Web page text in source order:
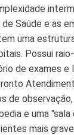
Saúde e as
uma
Possui
de exames e
de
e uma
mais